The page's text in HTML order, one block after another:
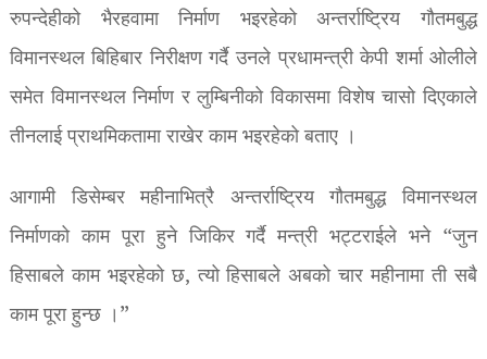
रुपन्देहीको भैरहवामा निर्माण भइरहेको अन्तर्राष्ट्रिय गौतमबुद्ध
विमानस्थल बिहिबार निरीक्षण गर्दै उनले प्रधामन्त्री केपी शर्मा ओलीले
समेत विमानस्थल निर्माण र लुम्बिनीको विकासमा विशेष चासो दिएकाले
तीनलाई प्राथमिकतामा राखेर काम भइरहेको बताए ।
आगामी डिसेम्बर महीनाभित्रै अन्तर्राष्ट्रिय गौतमबुद्ध विमानस्थल
निर्माणको काम पूरा हुने जिकिर गर्दै मन्त्री भट्टराईले भने “जुन
हिसाबले काम भइरहेको छ, त्यो हिसाबले अबको चार महीनामा ती सबै
काम पूरा हुन्छ ।”